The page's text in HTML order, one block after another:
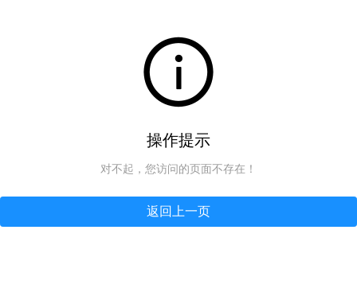
操作提示
对不起，您访问的页面不存在！
返回上一页